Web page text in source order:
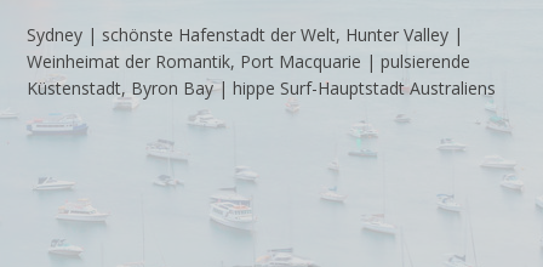
Sydney | schönste Hafenstadt der Welt, Hunter Valley |
Weinheimat der Romantik, Port Macquarie | pulsierende
Küstenstadt, Byron Bay | hippe Surf-Hauptstadt Australiens